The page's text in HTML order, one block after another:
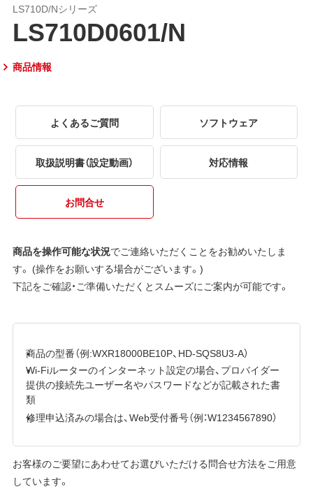
LS710D/Nシリーズ
LS710D0601/N
商品情報
よくあるご質問 ソフトウェア
取扱説明書（設定動画） 対応情報
お問合せ
商品を操作可能な状況でご連絡いただくことをお勧めいたしま
す。 (操作をお願いする場合がございます。)
下記をご確認・ご準備いただくとスムーズにご案内が可能です。
商品の型番（例:WXR18000BE10P、HD-SQS8U3-A）
Wi-Fiルーターのインターネット設定の場合、プロバイダー
提供の接続先ユーザー名やパスワードなどが記載された書
類
修理申込済みの場合は、Web受付番号（例：W1234567890）
お客様のご要望にあわせてお選びいただける問合せ方法をご用意
しています。